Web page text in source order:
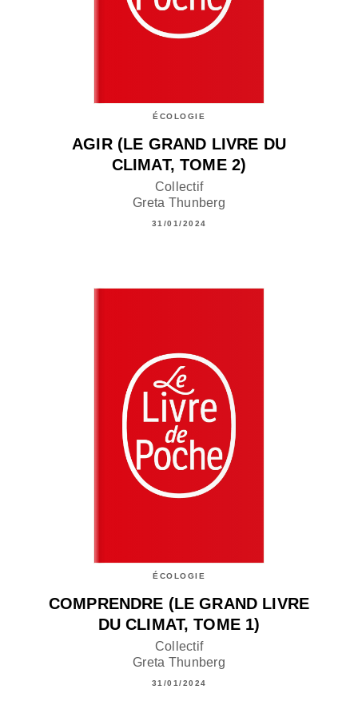
ÉCOLOGIE
AGIR (LE GRAND LIVRE DU
CLIMAT, TOME 2)
Collectif
Greta Thunberg
31/01/2024
ÉCOLOGIE
COMPRENDRE (LE GRAND LIVRE
DU CLIMAT, TOME 1)
Collectif
Greta Thunberg
31/01/2024